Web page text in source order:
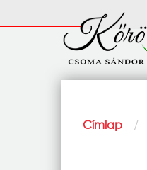
Fő
navigáció
Morzsa
Címlap